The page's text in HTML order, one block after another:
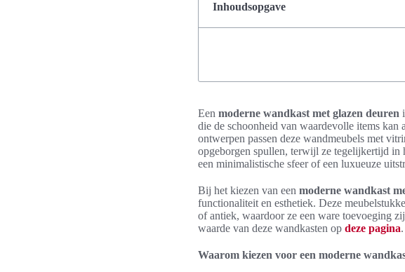
Inhoudsopgave
Een moderne wandkast met glazen deuren
die de schoonheid van waardevolle items kan
ontwerpen passen deze wandmeubels met
opgeborgen spullen, terwijl ze tegelijkertijd in
een minimalistische sfeer of een luxueuze
Bij het kiezen van een moderne wandkast
functionaliteit en esthetiek. Deze
of antiek, waardoor ze een ware toevoeging
waarde van deze wandkasten op deze pagina.
Waarom kiezen voor een moderne